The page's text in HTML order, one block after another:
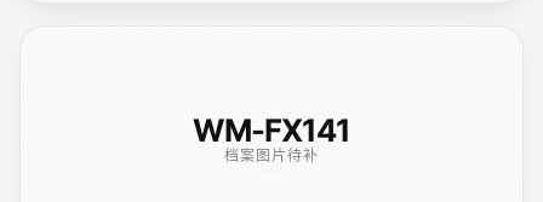
WM-FX141
档案图片待补